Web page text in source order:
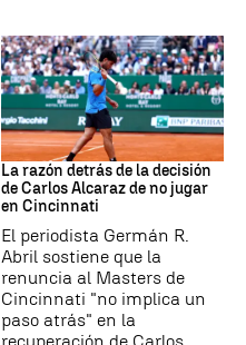
Tenis
La razón detrás de la decisión
de Carlos Alcaraz de no jugar
en Cincinnati
El periodista Germán R.
Abril sostiene que la
renuncia al Masters de
Cincinnati "no implica un
paso atrás" en la